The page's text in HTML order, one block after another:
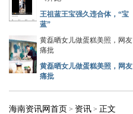
王祖蓝王宝强久违合体，“宝
蓝”
黄磊晒女儿做蛋糕美照，网友
痛批
黄磊晒女儿做蛋糕美照，网友
痛批
海南资讯网首页 > 资讯 > 正文